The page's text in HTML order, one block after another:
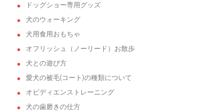
ドッグショー専用グッズ
犬のウォーキング
犬用食用おもちゃ
オフリッシュ（ノーリード）お散歩
犬との遊び方
愛犬の被毛(コート)の種類について
オビディエンストレーニング
犬の歯磨きの仕方